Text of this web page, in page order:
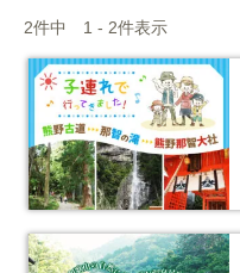
2件中 1 - 2件表示